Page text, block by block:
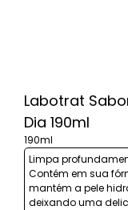
Labotrat
Dia 190ml
190ml
Limpa
Contém em sua
mantém a pele
deixando uma